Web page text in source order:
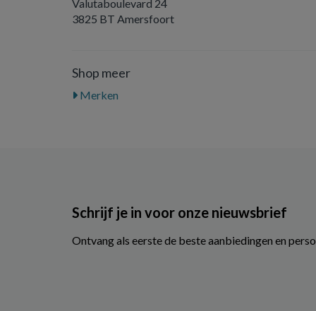
Valutaboulevard 24
3825 BT Amersfoort
Shop meer
Merken
Schrijf je in voor onze nieuwsbrief
Ontvang als eerste de beste aanbiedingen en